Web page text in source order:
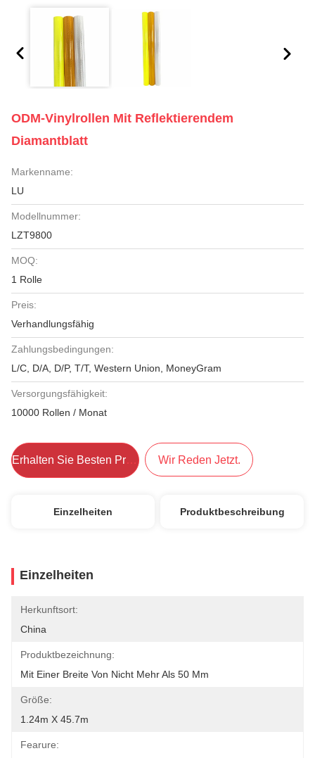
ODM-Vinylrollen Mit Reflektierendem
Diamantblatt
Markenname:
LU
Modellnummer:
LZT9800
MOQ:
1 Rolle
Preis:
Verhandlungsfähig
Zahlungsbedingungen:
L/C, D/A, D/P, T/T, Western Union, MoneyGram
Versorgungsfähigkeit:
10000 Rollen / Monat
Erhalten Sie Besten Preis Wir Reden Jetzt.
Einzelheiten Produktbeschreibung
Einzelheiten
Herkunftsort:
China
Produktbezeichnung:
Mit Einer Breite Von Nicht Mehr Als 50 Mm
Größe:
1.24m X 45.7m
Fearure: